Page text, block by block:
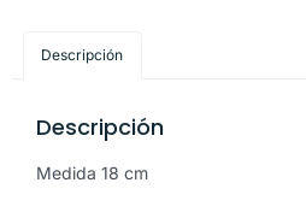
Descripción
Descripción
Medida 18 cm